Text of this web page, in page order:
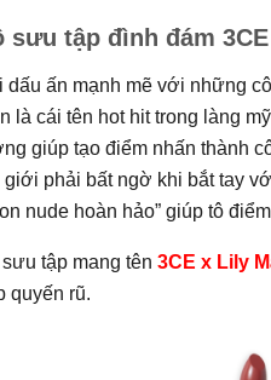
sưu tập đình đám
dấu ấn mạnh mẽ với những
là cái tên hot hit trong làng
giúp tạo điểm nhấn thành
giới phải bất ngờ khi bắt tay
nude hoàn hảo” giúp tô
tập mang tên 3CE x Lily
quyến rũ.